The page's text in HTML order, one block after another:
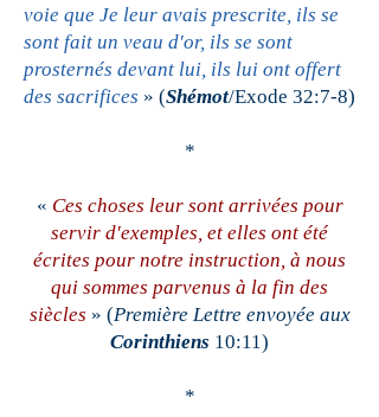
voie que Je leur avais prescrite, ils se
sont fait un veau d'or, ils se sont
prosternés devant lui, ils lui ont offert
des sacrifices » (Shémot/Exode 32:7-8)
*
« Ces choses leur sont arrivées pour
servir d'exemples, et elles ont été
écrites pour notre instruction, à nous
qui sommes parvenus à la fin des
siècles » (Première Lettre envoyée aux
Corinthiens 10:11)
*